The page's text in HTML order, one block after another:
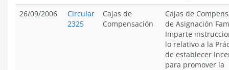
26/09/2006
Circular
2325
Cajas de
Compensación
Cajas de
de Asignación
Imparte
lo relativo a la
de establecer
para promover la